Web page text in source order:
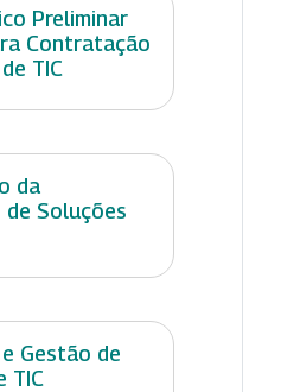
Preliminar
Contratação
TIC
da
Soluções
Gestão de
TIC